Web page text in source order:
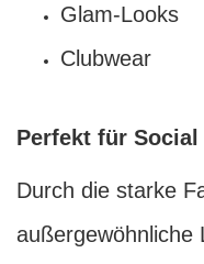
Glam-Looks
Clubwear
Perfekt für Social
Durch die starke
außergewöhnliche